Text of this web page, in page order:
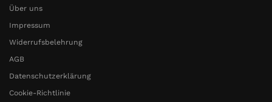
Über uns
Impressum
Widerrufsbelehrung
AGB
Datenschutzerklärung
Cookie-Richtlinie